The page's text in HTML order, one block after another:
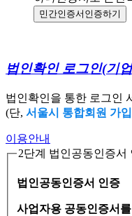
민간인증서 인증하기
법인확인 로그인(기
법인확인을 통한 로그인
(단, 서울시 통합회원 가
이용안내
2단계 법인공동인증서
법인공동인증서 인증
사업자용 공동인증서